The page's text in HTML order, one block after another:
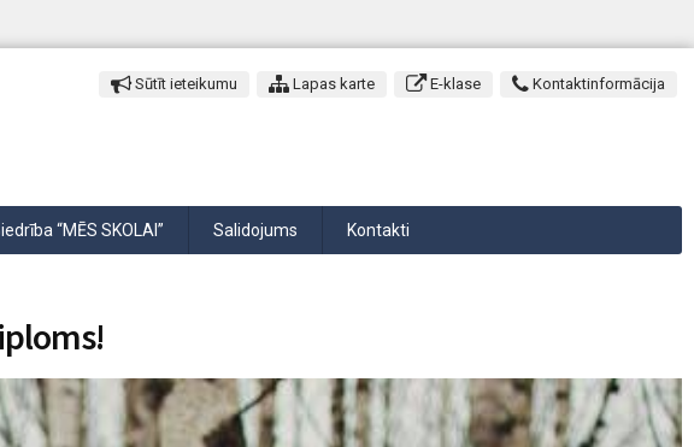
Sūtīt ieteikumu Lapas karte E-klase Kontaktinformācija
“MĒS SKOLAI” Salidojums Kontakti